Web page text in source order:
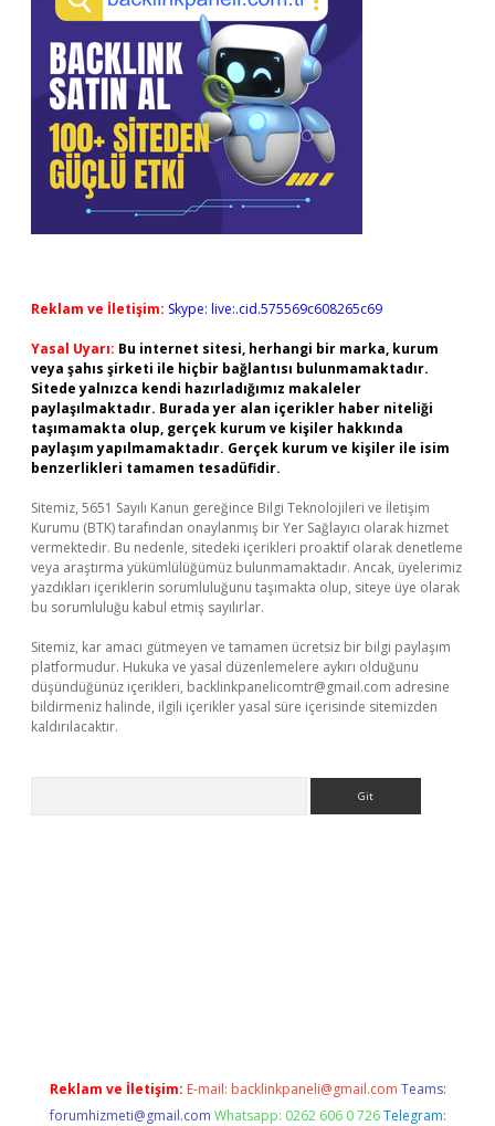
Reklam ve İletişim: Skype: live:.cid.575569c608265c69
Yasal Uyarı: Bu internet sitesi, herhangi bir marka, kurum
veya şahıs şirketi ile hiçbir bağlantısı bulunmamaktadır.
Sitede yalnızca kendi hazırladığımız makaleler
paylaşılmaktadır. Burada yer alan içerikler haber niteliği
taşımamakta olup, gerçek kurum ve kişiler hakkında
paylaşım yapılmamaktadır. Gerçek kurum ve kişiler ile isim
benzerlikleri tamamen tesadüfidir.
Sitemiz, 5651 Sayılı Kanun gereğince Bilgi Teknolojileri ve İletişim
Kurumu (BTK) tarafından onaylanmış bir Yer Sağlayıcı olarak hizmet
vermektedir. Bu nedenle, sitedeki içerikleri proaktif olarak denetleme
veya araştırma yükümlülüğümüz bulunmamaktadır. Ancak, üyelerimiz
yazdıkları içeriklerin sorumluluğunu taşımakta olup, siteye üye olarak
bu sorumluluğu kabul etmiş sayılırlar.
Sitemiz, kar amacı gütmeyen ve tamamen ücretsiz bir bilgi paylaşım
platformudur. Hukuka ve yasal düzenlemelere aykırı olduğunu
düşündüğünüz içerikleri, backlinkpanelicomtr@gmail.com adresine
bildirmeniz halinde, ilgili içerikler yasal süre içerisinde sitemizden
kaldırılacaktır.
Reklam ve İletişim: E-mail: backlinkpaneli@gmail.com Teams:
forumhizmeti@gmail.com Whatsapp: 0262 606 0 726 Telegram: